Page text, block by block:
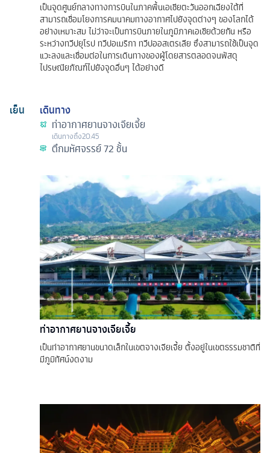
เป็นจุดศูนย์กลางทางการบินในภาคพื้นเอเชียตะวันออกเฉียงใต้ที่
สามารถเชื่อมโยงการคมนาคมทางอากาศไปยังจุดต่างๆ ของโลกได้
อย่างเหมาะสม ไม่ว่าจะเป็นการบินภายในภูมิภาคเอเชียด้วยกัน หรือ
ระหว่างทวีปยุโรป ทวีปอเมริกา ทวีปออสเตรเลีย ซึ่งสามารถใช้เป็นจุด
แวะลงและเชื่อมต่อในการเดินทางของผู้โดยสารตลอดจนพัสดุ
ไปรษณียภัณฑ์ไปยังจุดอื่นๆ ได้อย่างดี
เย็น
เดินทาง
ท่าอากาศยานจางเจียเจี้ย
เดินทางถึง20.45
ตึกมหัศจรรย์ 72 ชั้น
ท่าอากาศยานจางเจียเจี้ย
เป็นท่าอากาศยานขนาดเล็กในเขตจางเจียเจี้ย ตั้งอยู่ในเขตธรรมชาติที่
มีภูมิทัศน์งดงาม